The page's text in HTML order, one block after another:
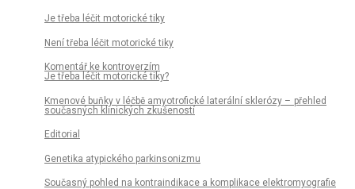
Je třeba léčit motorické tiky
Není třeba léčit motorické tiky
Komentář ke kontroverzím
Je třeba léčit motorické tiky?
Kmenové buňky v léčbě amyotrofické laterální sklerózy – přehled
současných klinických zkušeností
Editorial
Genetika atypického parkinsonizmu
Současný pohled na kontraindikace a komplikace elektromyografie